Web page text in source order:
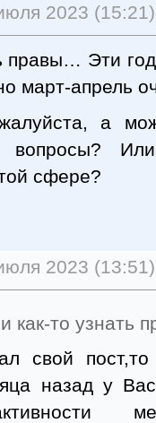
2023 (15:21)
правы… Эти
март-апрель
а
вопросы?
сфере?
2023 (13:51)
как-то узнать
свой пост,то
назад у